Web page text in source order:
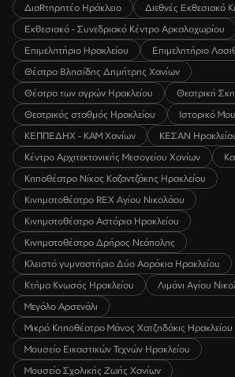
ΔιαRτηρητέο Ηράκλειο
Διεθνές Εκθεσιακό
Εκθεσιακό - Συνεδριακό Κέντρο Αρκαλοχωρίου
Επιμελητήριο Ηρακλείου
Επιμελητήριο
Θέατρο Βλησίδης Δημήτρης Χανίων
Θέατρο των αγρών Ηρακλείου
Θεατρική
Θεατρικός σταθμός Ηρακλείου
Ιστορικό
ΚΕΠΠΕΔΗΧ - ΚΑΜ Χανίων
ΚΕΣΑΝ
Κέντρο Αρχιτεκτονικής Μεσογείου Χανίων
Κηποθέατρο Νίκος Καζαντζάκης Ηρακλείου
Κινηματοθέατρο REX Αγίου Νικολάου
Κινηματοθέατρο Αστόρια Ηρακλείου
Κινηματοθέατρο Δρήρος Νεάπολης
Κλειστό γυμναστήριο Δύο Αοράκια Ηρακλείου
Κτήμα Κνωσός Ηρακλείου
Λιμάνι Αγίου
Μεγάλο Αρσενάλι
Μικρό Κηποθέατρο Μάνος Χατζηδάκις Ηρακλείου
Μουσείο Εικαστικών Τεχνών Ηρακλείου
Μουσείο Σχολικής Ζωής Χανίων